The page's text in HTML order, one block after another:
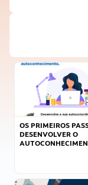
OS PRIMEIROS
DESENVOLVER O